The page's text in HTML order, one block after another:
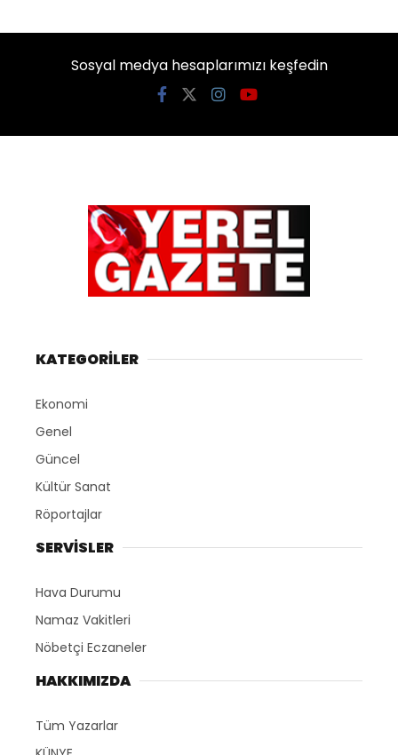
Sosyal medya hesaplarımızı keşfedin
KATEGORİLER
Ekonomi
Genel
Güncel
Kültür Sanat
Röportajlar
SERVİSLER
Hava Durumu
Namaz Vakitleri
Nöbetçi Eczaneler
HAKKIMIZDA
Tüm Yazarlar